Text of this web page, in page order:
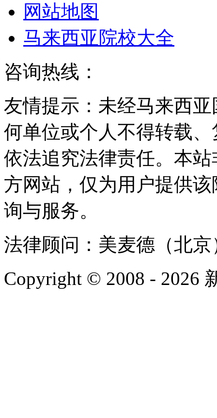
网站地图
马来西亚院校大全
咨询热线：
友情提示：未经马来西
何单位或个人不得转载
依法追究法律责任。本
方网站，仅为用户提供
询与服务。
法律顾问：美麦德（北
Copyright © 2008 - 2026